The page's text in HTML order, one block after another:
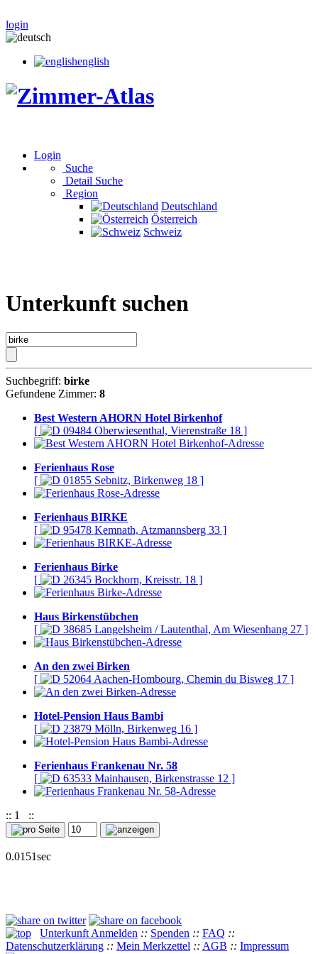
login
english
Login
Suche
Detail Suche
Region
Deutschland
Österreich
Schweiz
Unterkunft suchen
Suchbegriff: birke
Gefundene Zimmer: 8
Best Western AHORN Hotel Birkenhof
[
09484 Oberwiesenthal, Vierenstraße 18 ]
Ferienhaus Rose
[
01855 Sebnitz, Birkenweg 18 ]
Ferienhaus BIRKE
[
95478 Kemnath, Atzmannsberg 33 ]
Ferienhaus Birke
[
26345 Bockhorn, Kreisstr. 18 ]
Haus Birkenstübchen
[
38685 Langelsheim / Lautenthal, Am Wiesenhang 27 ]
An den zwei Birken
[
52064 Aachen-Hombourg, Chemin du Bisweg 17 ]
Hotel-Pension Haus Bambi
[
23879 Mölln, Birkenweg 16 ]
Ferienhaus Frankenau Nr. 58
[
63533 Mainhausen, Birkenstrasse 12 ]
:: 1 ::
0.0151sec
Unterkunft Anmelden :: Spenden :: FAQ ::
Datenschutzerklärung :: Mein Merkzettel :: AGB :: Impressum